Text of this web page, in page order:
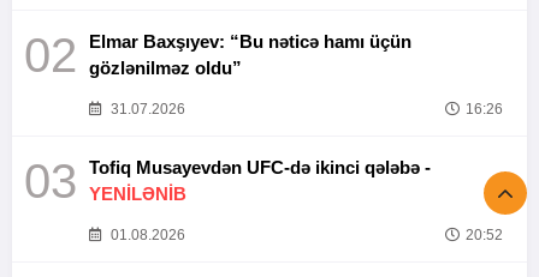
02
Elmar Baxşıyev: “Bu nəticə hamı üçün
gözlənilməz oldu”
31.07.2026 16:26
03
Tofiq Musayevdən UFC-də ikinci qələbə -
YENİLƏNİB
01.08.2026 20:52